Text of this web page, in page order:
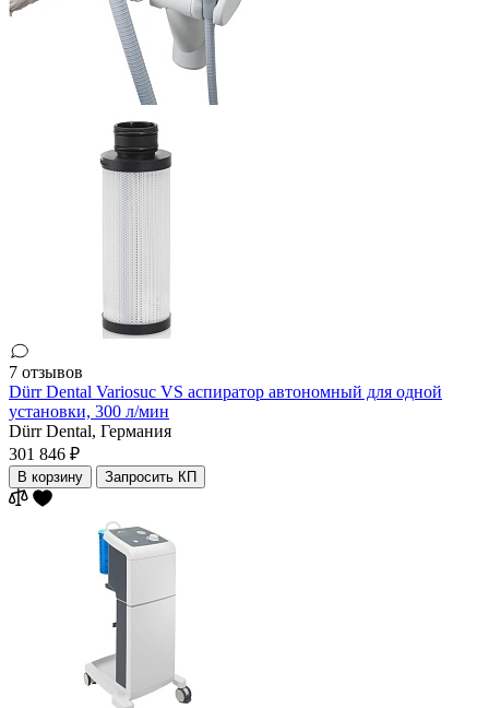
7 отзывов
Dürr Dental Variosuc VS аспиратор автономный для одной
установки, 300 л/мин
Dürr Dental, Германия
301 846 ₽
В корзину Запросить КП